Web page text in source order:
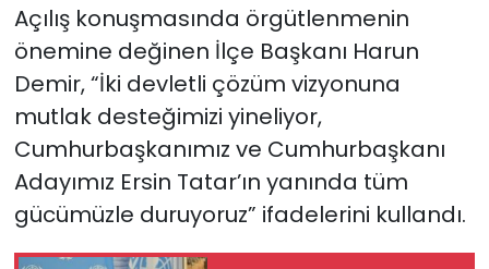
Açılış konuşmasında örgütlenmenin
önemine değinen İlçe Başkanı Harun
Demir, “İki devletli çözüm vizyonuna
mutlak desteğimizi yineliyor,
Cumhurbaşkanımız ve Cumhurbaşkanı
Adayımız Ersin Tatar’ın yanında tüm
gücümüzle duruyoruz” ifadelerini kullandı.
Politika
SAĞLIK
Spor
Teknoloji